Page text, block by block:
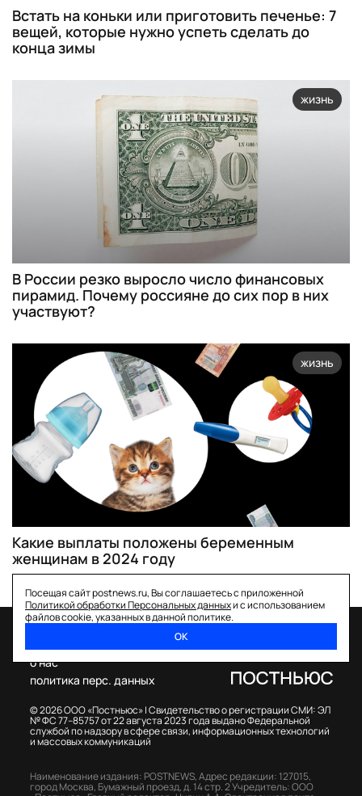
Встать на коньки или приготовить печенье: 7
вещей, которые нужно успеть сделать до
конца зимы
жизнь
В России резко выросло число финансовых
пирамид. Почему россияне до сих пор в них
участвуют?
жизнь
Какие выплаты положены беременным
женщинам в 2024 году
Посещая сайт postnews.ru, Вы соглашаетесь с приложенной
Политикой обработки Персональных данныхи с использованием
файлов cookie, указанных в данной политике.
ОК
© 2026 ООО «Постньюс» |Свидетельство о регистрации СМИ: ЭЛ
№ ФС 77–85757 от 22 августа 2023 года выдано Федеральной
службой по надзору в сфере связи, информационных технологий
и массовых коммуникаций
о нас
политика перс. данных
Наименование издания: POSTNEWS,Адрес редакции: 127015,
город Москва, Бумажный проезд, д. 14 стр. 2Учредитель: ООО